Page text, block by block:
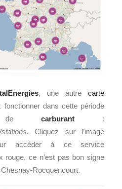
, une autre carte
fonctionner dans cette période
de carburant :
stations. Cliquez sur l’image
accéder à ce service
rouge, ce n’est pas bon signe
Rocquencourt.